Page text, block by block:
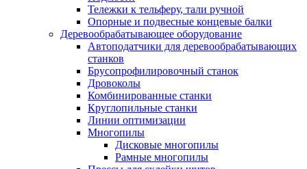
Тележки к тельферу, тали ручной
Опорные и подвесные концевые балки
Деревообрабатывающее оборудование
Автоподатчики для деревообрабатывающих
станков
Брусопрофилировочный станок
Дровоколы
Комбинированные станки
Круглопильные станки
Линии оптимизации
Многопилы
Дисковые многопилы
Рамные многопилы